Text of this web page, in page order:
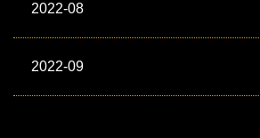
2022-08
2022-09